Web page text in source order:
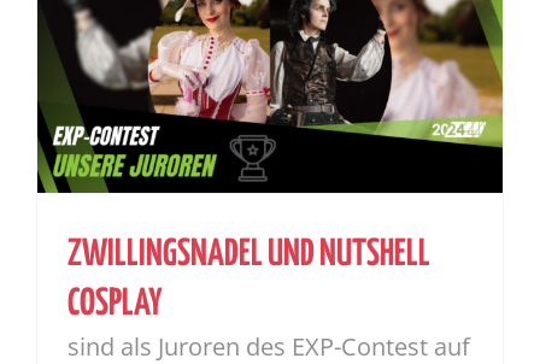
ZWILLINGSNADEL UND NUTSHELL
COSPLAY
sind als Juroren des EXP-Contest auf